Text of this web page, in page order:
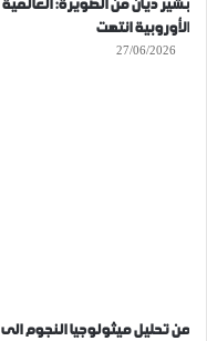
بشير ديان من الصويرة: العالمية
الأوروبية انتهت
27/06/2026
من تحليل ميثولوجيا النجوم الى